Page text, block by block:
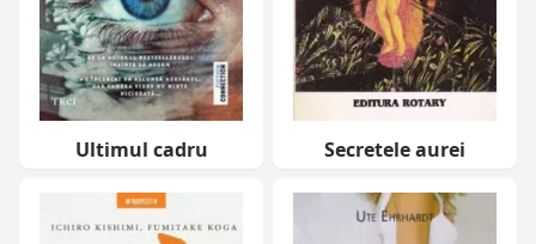
Ultimul cadru Secretele aurei